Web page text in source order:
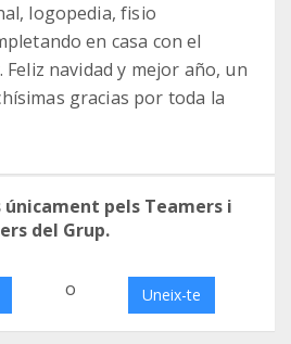
logopedia, fisio
en casa con el
navidad y mejor año, un
gracias por toda la
pels Teamers i
del Grup.
o Uneix-te